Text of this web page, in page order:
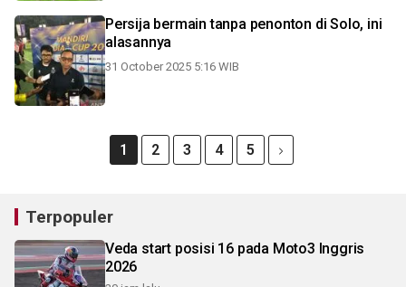
Persija bermain tanpa penonton di Solo, ini
alasannya
31 October 2025 5:16 WIB
1 2 3 4 5
Terpopuler
Veda start posisi 16 pada Moto3 Inggris
2026